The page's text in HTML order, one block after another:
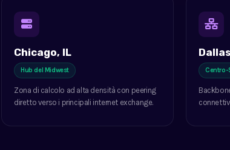
Chicago, IL
Hub del Midwest
Zona di calcolo ad alta densità con peering
diretto verso i principali internet exchange.
Centro-